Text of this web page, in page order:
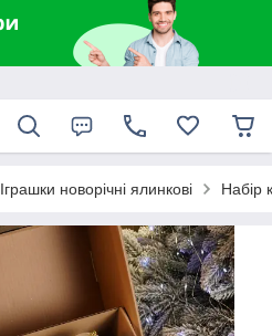
Іграшки новорічні ялинкові Набір